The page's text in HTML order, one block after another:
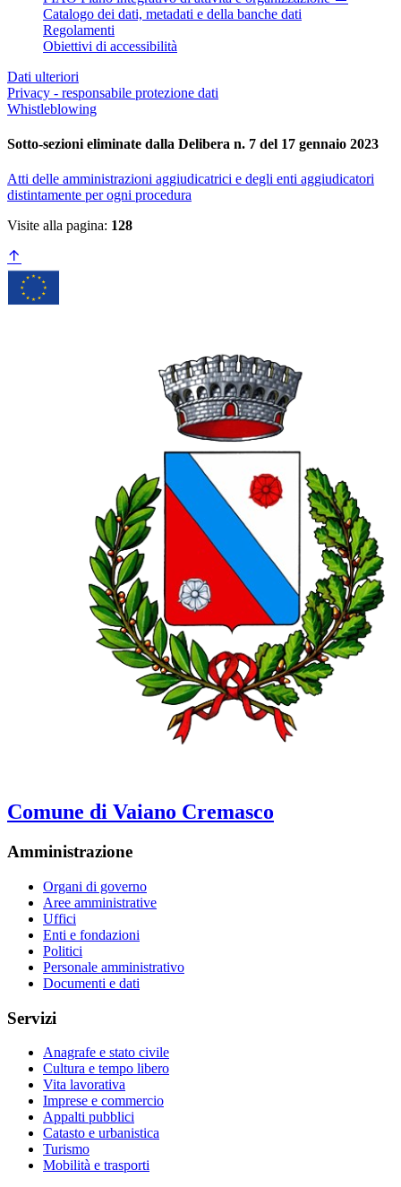
Catalogo dei dati, metadati e della banche dati
Regolamenti
Obiettivi di accessibilità
Dati ulteriori
Privacy - responsabile protezione dati
Whistleblowing
Sotto-sezioni eliminate dalla Delibera n. 7 del 17 gennaio 2023
Atti delle amministrazioni aggiudicatrici e degli enti aggiudicatori
distintamente per ogni procedura
Visite alla pagina: 128
Comune di Vaiano Cremasco
Amministrazione
Organi di governo
Aree amministrative
Uffici
Enti e fondazioni
Politici
Personale amministrativo
Documenti e dati
Servizi
Anagrafe e stato civile
Cultura e tempo libero
Vita lavorativa
Imprese e commercio
Appalti pubblici
Catasto e urbanistica
Turismo
Mobilità e trasporti